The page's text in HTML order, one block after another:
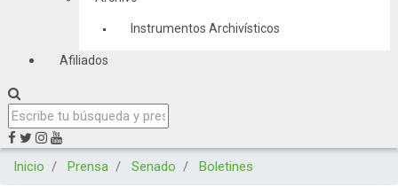
Instrumentos Archivísticos
Afiliados
Inicio Prensa Senado Boletines